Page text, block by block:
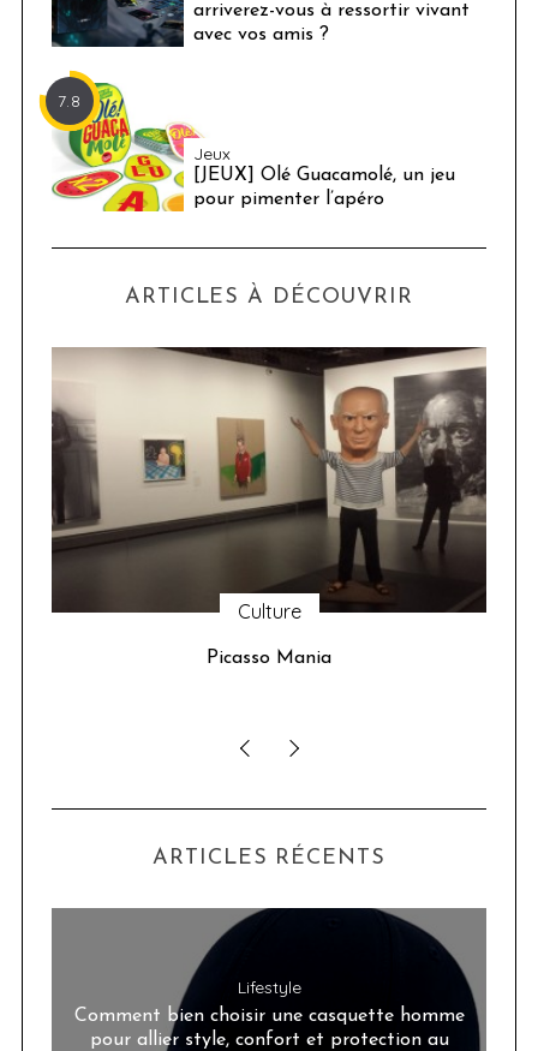
arriverez-vous à ressortir vivant
avec vos amis ?
7.8
Jeux
[JEUX] Olé Guacamolé, un jeu
pour pimenter l’apéro
ARTICLES À DÉCOUVRIR
Culture
Picasso Mania
ARTICLES RÉCENTS
Lifestyle
Comment bien choisir une casquette homme
pour allier style, confort et protection au